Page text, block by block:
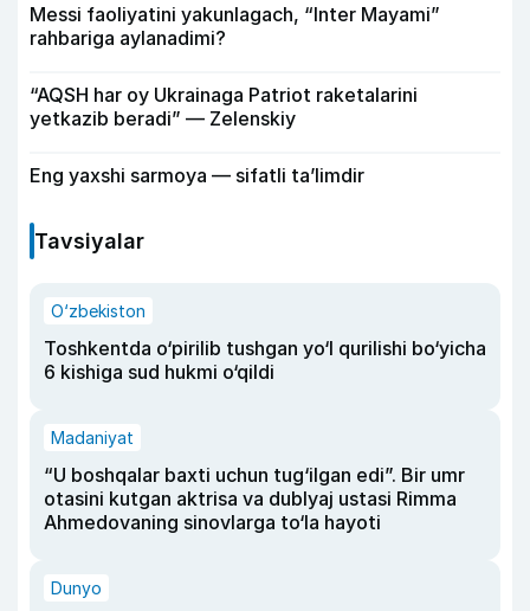
Messi faoliyatini yakunlagach, “Inter Mayami”
rahbariga aylanadimi?
“AQSH har oy Ukrainaga Patriot raketalarini
yetkazib beradi” — Zelenskiy
Eng yaxshi sarmoya — sifatli ta’limdir
Tavsiyalar
O‘zbekiston
Toshkentda o‘pirilib tushgan yo‘l qurilishi bo‘yicha
6 kishiga sud hukmi o‘qildi
Madaniyat
“U boshqalar baxti uchun tug‘ilgan edi”. Bir umr
otasini kutgan aktrisa va dublyaj ustasi Rimma
Ahmedovaning sinovlarga to‘la hayoti
Dunyo